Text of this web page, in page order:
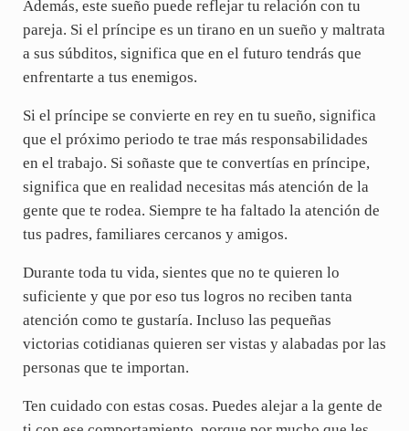
Además, este sueño puede reflejar tu relación con tu
pareja. Si el príncipe es un tirano en un sueño y maltrata
a sus súbditos, significa que en el futuro tendrás que
enfrentarte a tus enemigos.
Si el príncipe se convierte en rey en tu sueño, significa
que el próximo periodo te trae más responsabilidades
en el trabajo. Si soñaste que te convertías en príncipe,
significa que en realidad necesitas más atención de la
gente que te rodea. Siempre te ha faltado la atención de
tus padres, familiares cercanos y amigos.
Durante toda tu vida, sientes que no te quieren lo
suficiente y que por eso tus logros no reciben tanta
atención como te gustaría. Incluso las pequeñas
victorias cotidianas quieren ser vistas y alabadas por las
personas que te importan.
Ten cuidado con estas cosas. Puedes alejar a la gente de